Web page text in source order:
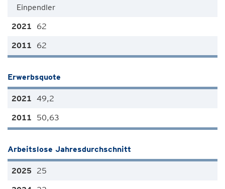
Einpendler
62
62
Erwerbsquote
49,2
50,63
Arbeitslose Jahresdurchschnitt
25